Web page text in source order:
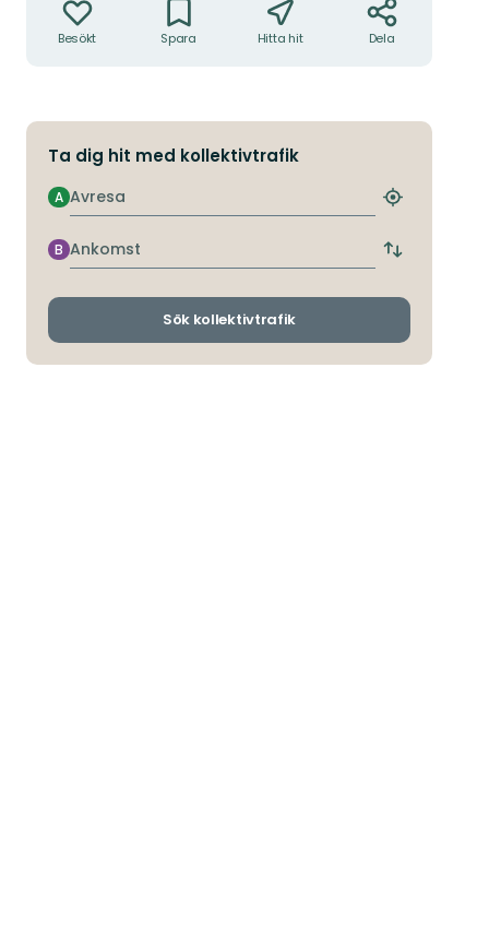
Besökt Spara Hitta hit Dela
Ta dig hit med kollektivtrafik
Avresa
A
Hitta
hållplats
Ankomst
B
Byt
och
Sök kollektivtrafik